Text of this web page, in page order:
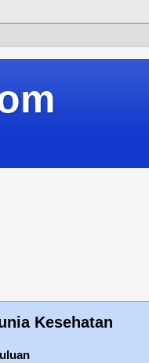
Kesehatan